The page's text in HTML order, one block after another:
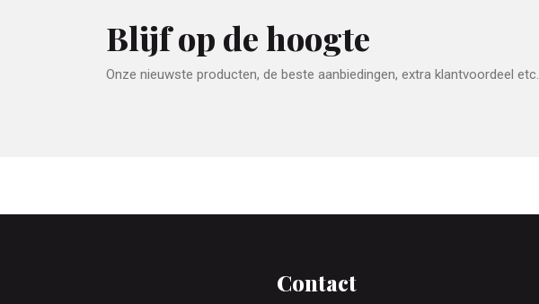
Blijf op de hoogte
Onze nieuwste producten, de beste aanbiedingen, extra klantvoordeel etc.
Contact